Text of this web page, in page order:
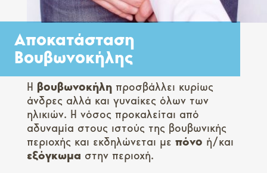
Αποκατάσταση
Βουβωνοκήλης
Η βουβωνοκήληπροσβάλλει κυρίως
άνδρες αλλά και γυναίκες όλων των
ηλικιών. Η νόσος προκαλείται από
αδυναμία στους ιστούς της βουβωνικής
περιοχής και εκδηλώνεται με πόνο ή/και
εξόγκωμα στην περιοχή.